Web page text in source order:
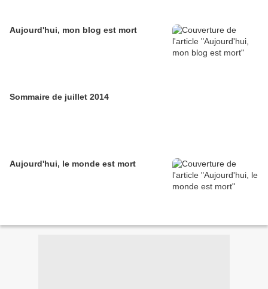
Aujourd'hui, mon blog est mort
Sommaire de juillet 2014
Aujourd'hui, le monde est mort